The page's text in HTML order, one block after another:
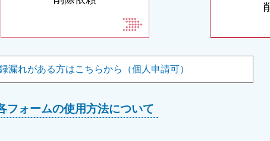
漏れがある方はこちらから（個人申請可）
フォームの使用方法について